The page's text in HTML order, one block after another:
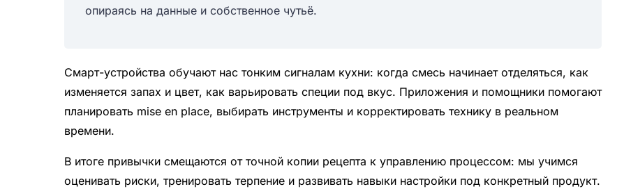
опираясь на данные и собственное чутьё.
Смарт-устройства обучают нас тонким сигналам кухни: когда смесь начинает отделяться, как
изменяется запах и цвет, как варьировать специи под вкус. Приложения и помощники помогают
планировать mise en place, выбирать инструменты и корректировать технику в реальном
времени.
В итоге привычки смещаются от точной копии рецепта к управлению процессом: мы учимся
оценивать риски, тренировать терпение и развивать навыки настройки под конкретный продукт.